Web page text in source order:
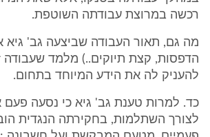
רכשה במרוצת עבודתה השוטפת.
מה גם, תאור העבודה שביצעה גב'
הדפסות, קצת תיוקים..) מלמד שעבודה
להעניק לה את הידע המיוחד בתחום.
כד. למרות טענת גב' גיא כי נסעה פעם
לצורך השתלמות, בחקירתה הנגדית